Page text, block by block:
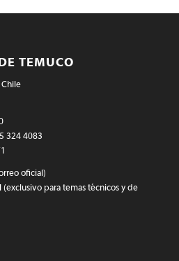
TEMUCO
324 4083
oficial)
(exclusivo para temas técnicos y de